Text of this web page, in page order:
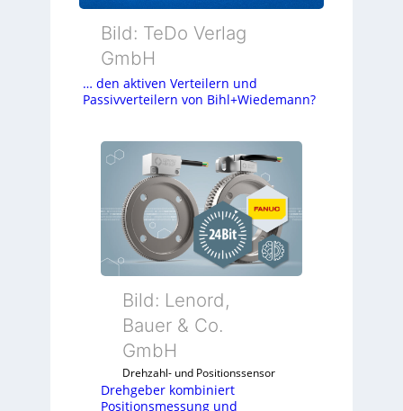
Bild: TeDo Verlag
GmbH
… den aktiven Verteilern und
Passivverteilern von Bihl+Wiedemann?
Bild: Lenord,
Bauer & Co.
GmbH
Drehzahl- und Positionssensor
Drehgeber kombiniert
Positionsmessung und